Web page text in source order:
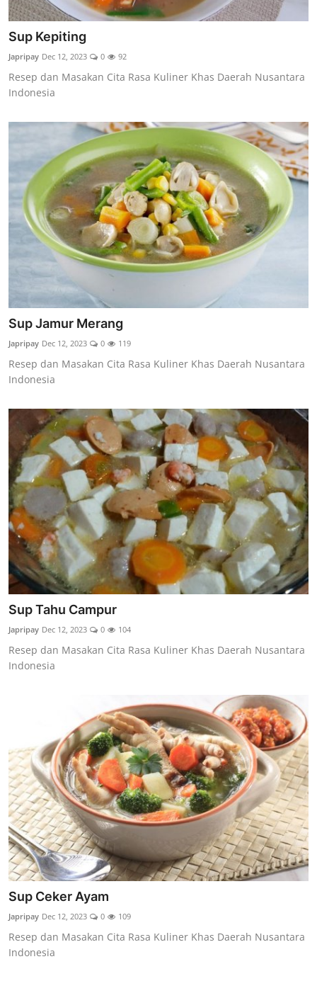
Sup Kepiting
Japripay Dec 12, 2023 0 92
Resep dan Masakan Cita Rasa Kuliner Khas Daerah Nusantara
Indonesia
Sup Jamur Merang
Japripay Dec 12, 2023 0 119
Resep dan Masakan Cita Rasa Kuliner Khas Daerah Nusantara
Indonesia
Sup Tahu Campur
Japripay Dec 12, 2023 0 104
Resep dan Masakan Cita Rasa Kuliner Khas Daerah Nusantara
Indonesia
Sup Ceker Ayam
Japripay Dec 12, 2023 0 109
Resep dan Masakan Cita Rasa Kuliner Khas Daerah Nusantara
Indonesia